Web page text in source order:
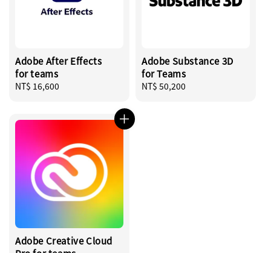
Adobe After Effects
for teams
Regular
NT$ 16,600
Adobe Substance 3D
for Teams
Regular
NT$ 50,200
Adobe Creative Cloud